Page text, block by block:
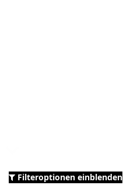
Filteroptionen einblenden